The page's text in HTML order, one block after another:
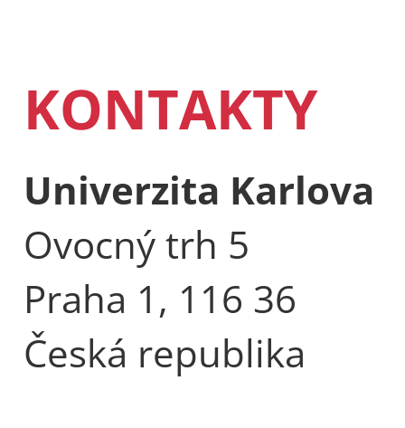
KONTAKTY
Univerzita Karlova
Ovocný trh 5
Praha 1, 116 36
Česká republika